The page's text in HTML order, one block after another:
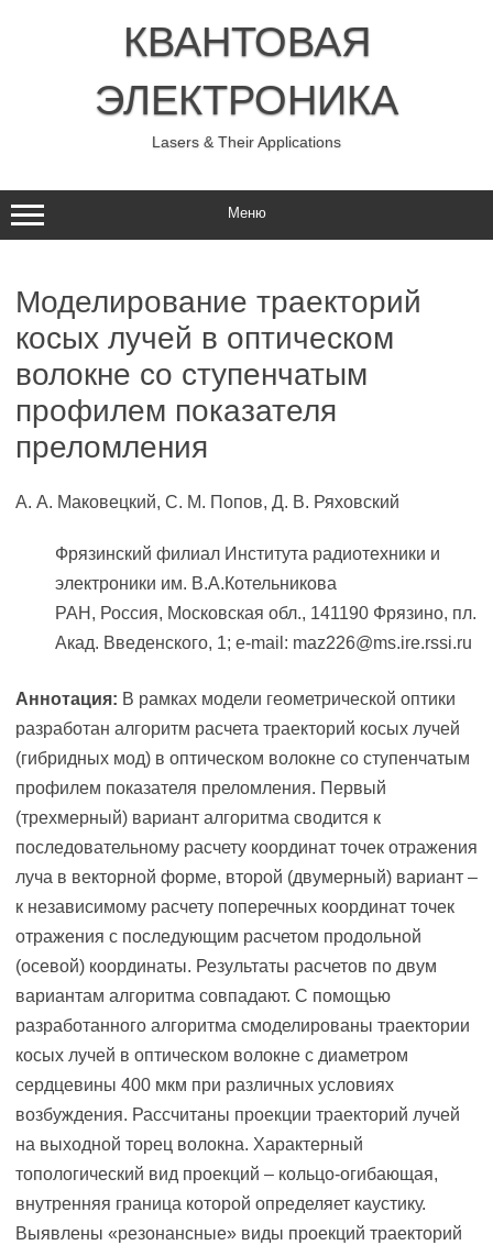
КВАНТОВАЯ
ЭЛЕКТРОНИКА
Lasers & Their Applications
Меню
Моделирование траекторий
косых лучей в оптическом
волокне со ступенчатым
профилем показателя
преломления
А. А. Маковецкий, С. М. Попов, Д. В. Ряховский
Фрязинский филиал Института радиотехники и
электроники им. В.А.Котельникова
РАН, Россия, Московская обл., 141190 Фрязино, пл.
Акад. Введенского, 1; e-mail: maz226@ms.ire.rssi.ru
Аннотация: В рамках модели геометрической оптики
разработан алгоритм расчета траекторий косых лучей
(гибридных мод) в оптическом волокне со ступенчатым
профилем показателя преломления. Первый
(трехмерный) вариант алгоритма сводится к
последовательному расчету координат точек отражения
луча в векторной форме, второй (двумерный) вариант –
к независимому расчету поперечных координат точек
отражения с последующим расчетом продольной
(осевой) координаты. Результаты расчетов по двум
вариантам алгоритма совпадают. С помощью
разработанного алгоритма смоделированы траектории
косых лучей в оптическом волокне с диаметром
сердцевины 400 мкм при различных условиях
возбуждения. Рассчитаны проекции траекторий лучей
на выходной торец волокна. Характерный
топологический вид проекций – кольцо-огибающая,
внутренняя граница которой определяет каустику.
Выявлены «резонансные» виды проекций траекторий